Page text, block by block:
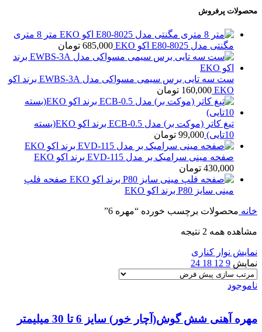
محصولات پرفروش
متر 8 متری
مگنتی مدل E80-8025 اکو EKO
685,000 تومان
ست سه تایی برس سیمی مسواکی مدل EWBS-3A برند اکو
EKO
160,000 تومان
تیغ کاتر (موکت بر) مدل ECB-0.5 برند اکو EKO(بسته
10تایی)
99,000 تومان
صفحه مینی سرامیک بر مدل EVD-115 برند اکو EKO
430,000 تومان
صفحه فلپ
مینی سایز P80 برند اکو EKO
خانه محصولات برچسب خورده “مهره 6”
مشاهده همه 2 نتیجه
نمایش نوار کناری
نمایش 9
12
18
24
ناموجود
مهره آهنی شش گوش(آچار خور) سایز 6 تا 30 میلیمتر